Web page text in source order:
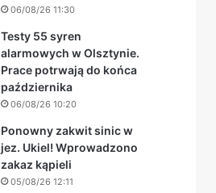
06/08/26 11:30
Testy 55 syren
alarmowych w Olsztynie.
Prace potrwają do końca
października
06/08/26 10:20
Ponowny zakwit sinic w
jez. Ukiel! Wprowadzono
zakaz kąpieli
05/08/26 12:11